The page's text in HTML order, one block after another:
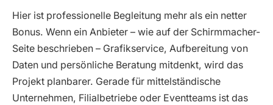
Hier ist professionelle Begleitung mehr als ein netter
Bonus. Wenn ein Anbieter – wie auf der Schirmmacher-
Seite beschrieben – Grafikservice, Aufbereitung von
Daten und persönliche Beratung mitdenkt, wird das
Projekt planbarer. Gerade für mittelständische
Unternehmen, Filialbetriebe oder Eventteams ist das